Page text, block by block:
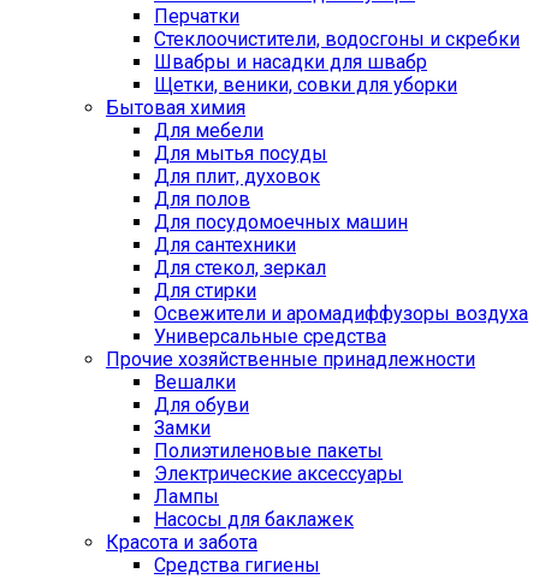
Перчатки
Стеклоочистители, водосгоны и скребки
Швабры и насадки для швабр
Щетки, веники, совки для уборки
Бытовая химия
Для мебели
Для мытья посуды
Для плит, духовок
Для полов
Для посудомоечных машин
Для сантехники
Для стекол, зеркал
Для стирки
Освежители и аромадиффузоры воздуха
Универсальные средства
Прочие хозяйственные принадлежности
Вешалки
Для обуви
Замки
Полиэтиленовые пакеты
Электрические аксессуары
Лампы
Насосы для баклажек
Красота и забота
Средства гигиены